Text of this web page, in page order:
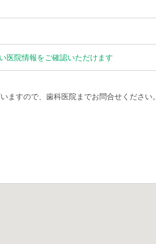
医院情報をご確認いただけます
すので、歯科医院までお問合せください。